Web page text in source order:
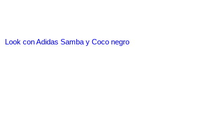
Look con Adidas Samba y Coco negro